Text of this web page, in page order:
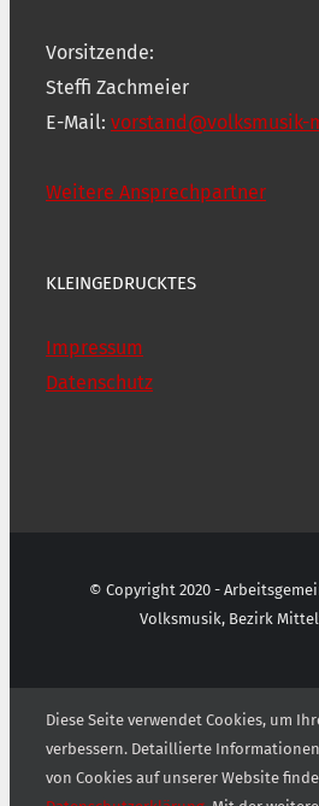
Vorsitzende:
Steffi Zachmeier
E-Mail:
Weitere Ansprechpartner
KLEINGEDRUCKTES
Impressum
Datenschutz
© Copyright 2020 -
Volksmusik, Bezirk
Diese Seite verwendet Cookies, um
verbessern. Detaillierte
von Cookies auf unserer Website